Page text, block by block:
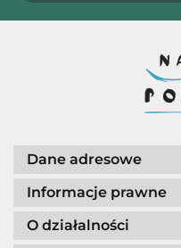
Dane adresowe
Informacje prawne
O działalności